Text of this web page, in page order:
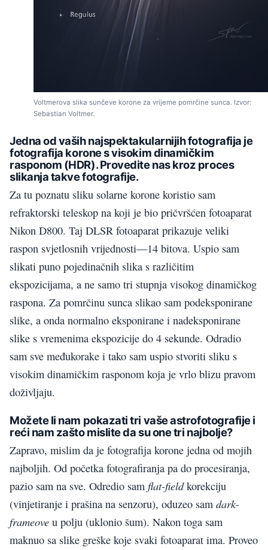
Voltmerova slika sunčeve korone za vrijeme pomrčine sunca. Izvor:
Sebastian Voltmer.
Jedna od vaših najspektakularnijih fotografija je
fotografija korone s visokim dinamičkim
rasponom (HDR). Provedite nas kroz proces
slikanja takve fotografije.
Za tu poznatu sliku solarne korone koristio sam
refraktorski teleskop na koji je bio pričvršćen fotoaparat
Nikon D800. Taj DLSR fotoaparat prikazuje veliki
raspon svjetlosnih vrijednosti—14 bitova. Uspio sam
slikati puno pojedinačnih slika s različitim
ekspozicijama, a ne samo tri stupnja visokog dinamičkog
raspona. Za pomrčinu sunca slikao sam podeksponirane
slike, a onda normalno eksponirane i nadeksponirane
slike s vremenima ekspozicije do 4 sekunde. Odradio
sam sve međukorake i tako sam uspio stvoriti sliku s
visokim dinamičkim rasponom koja je vrlo blizu pravom
doživljaju.
Možete li nam pokazati tri vaše astrofotografije i
reći nam zašto mislite da su one tri najbolje?
Zapravo, mislim da je fotografija korone jedna od mojih
najboljih. Od početka fotografiranja pa do procesiranja,
pazio sam na sve. Odredio sam flat-fieldkorekciju
(vinjetiranje i prašina na senzoru), oduzeo sam dark-
frameove u polju (uklonio šum). Nakon toga sam
maknuo sa slike greške koje svaki fotoaparat ima. Proveo